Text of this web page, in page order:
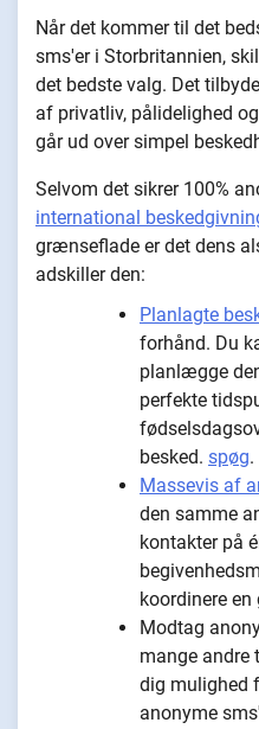
Når det kommer til det
sms'er i Storbritannien,
det bedste valg. Det
af privatliv, pålidelighed
går ud over simpel
Selvom det sikrer 100%
international
grænseflade er det dens
adskiller den:
Planlagte
forhånd. Du
planlægge
perfekte
besked. spøg.
Massevis af
den samme
kontakter på
koordinere en
Modtag
mange andre
dig mulighed
anonyme